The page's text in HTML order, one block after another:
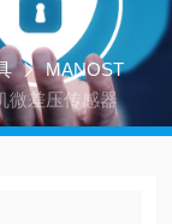
MANOST
微差压传感器